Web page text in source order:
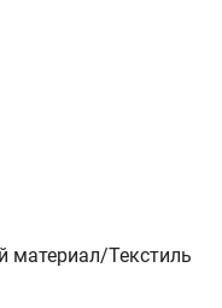
материал/Текстиль